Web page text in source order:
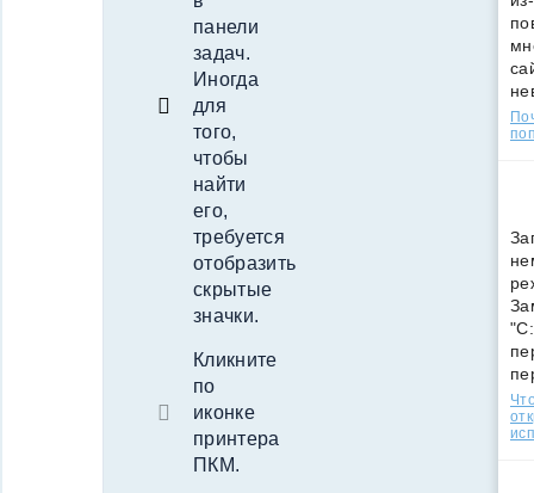
панели
задач.
Иногда
для
того,
чтобы
найти
его,
требуется
отобразить
скрытые
значки.
Кликните
по
иконке
принтера
ПКМ.